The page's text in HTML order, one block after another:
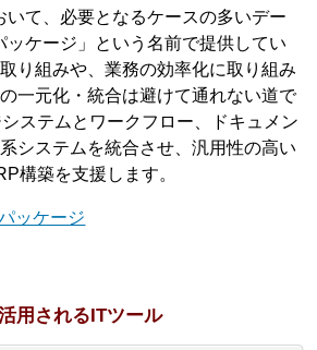
いて、必要となるケースの多いデー
ッケージ」という名前で提供してい
り組みや、業務の効率化に取り組み
一元化・統合は避けて通れない道で
ステムとワークフロー、ドキュメン
システムを統合させ、汎用性の高い
構築を支援します。
ッケージ
用されるITツール